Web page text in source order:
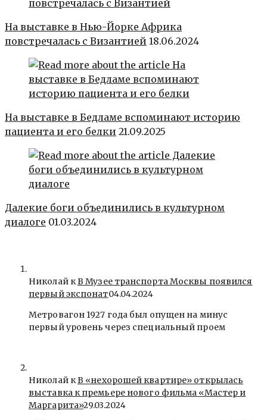
На выставке в Нью-Йорке Африка
повстречалась с Византией 18.06.2024
На выставке в Бедламе вспоминают историю
пациента и его белки 21.09.2025
Далекие боги объединились в культурном
диалоге 01.03.2024
Николай кВ Музее транспорта Москвы появился
первый экспонат04.04.2024
Метровагон 1927 года был опущен на минус
первый уровень через специальный проем
Николай кВ «нехорошей квартире» открылась
выставка к премьере нового фильма «Мастер и
Маргарита»29.03.2024